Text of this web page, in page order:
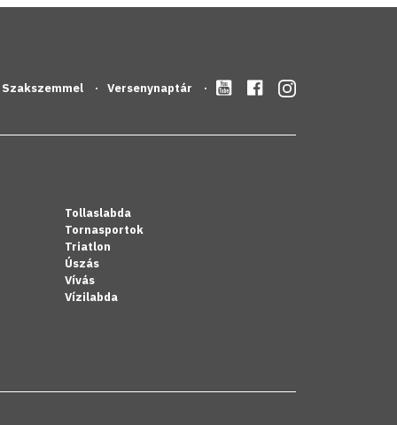
Szakszemmel Versenynaptár
Tollaslabda
Tornasportok
Triatlon
Úszás
Vívás
Vízilabda